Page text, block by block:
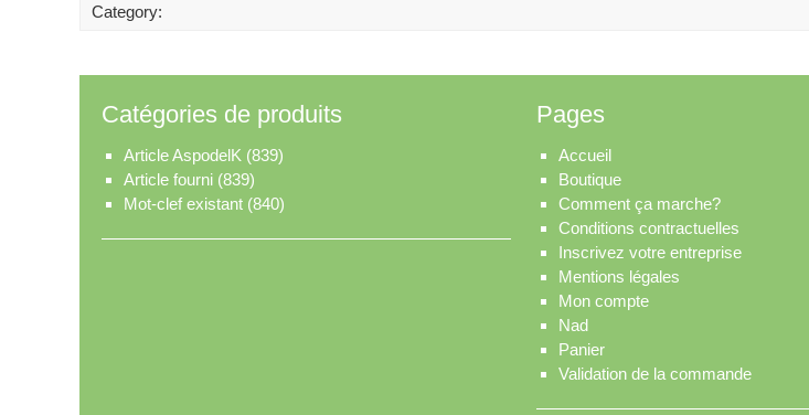
Category:
Catégories de produits
Article AspodelK (839)
Article fourni (839)
Mot-clef existant (840)
Pages
Accueil
Boutique
Comment ça marche?
Conditions contractuelles
Inscrivez votre entreprise
Mentions légales
Mon compte
Nad
Panier
Validation de la commande